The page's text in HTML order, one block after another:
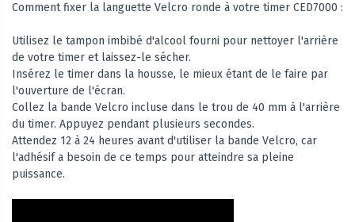
Comment fixer la languette Velcro ronde à votre timer CED7000 :
Utilisez le tampon imbibé d'alcool fourni pour nettoyer l'arrière
de votre timer et laissez-le sécher.
Insérez le timer dans la housse, le mieux étant de le faire par
l'ouverture de l'écran.
Collez la bande Velcro incluse dans le trou de 40 mm à l'arrière
du timer. Appuyez pendant plusieurs secondes.
Attendez 12 à 24 heures avant d'utiliser la bande Velcro, car
l'adhésif a besoin de ce temps pour atteindre sa pleine
puissance.